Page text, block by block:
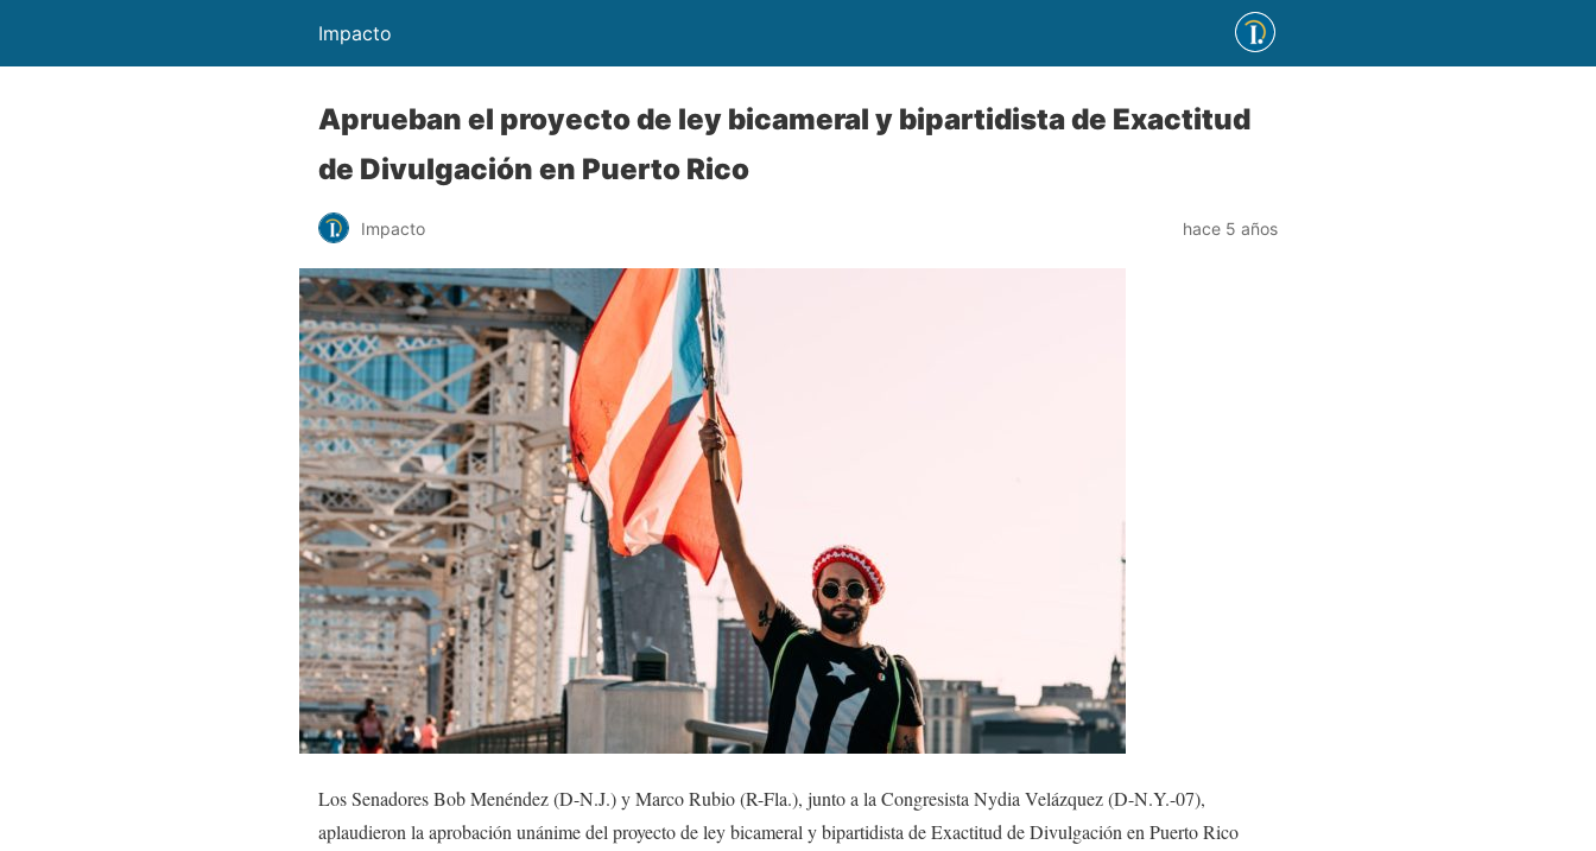
Impacto
Aprueban el proyecto de ley bicameral y bipartidista de Exactitud
de Divulgación en Puerto Rico
Impacto hace 5 años
Los Senadores Bob Menéndez (D-N.J.) y Marco Rubio (R-Fla.), junto a la Congresista Nydia Velázquez (D-N.Y.-07),
aplaudieron la aprobación unánime del proyecto de ley bicameral y bipartidista de Exactitud de Divulgación en Puerto Rico